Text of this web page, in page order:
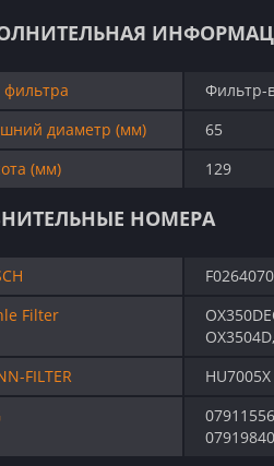
Фильтр-
диаметр (мм)
65
(мм)
129
НОМЕРА
Filter
FILTER
HU7005X